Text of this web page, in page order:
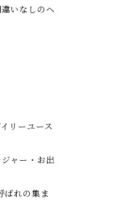
いなしのヘ
リーユース
ャー・お出
ばれの集ま